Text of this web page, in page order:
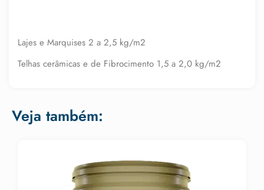
Lajes e Marquises 2 a 2,5 kg/m2
Telhas cerâmicas e de Fibrocimento 1,5 a 2,0 kg/m2
Veja também: